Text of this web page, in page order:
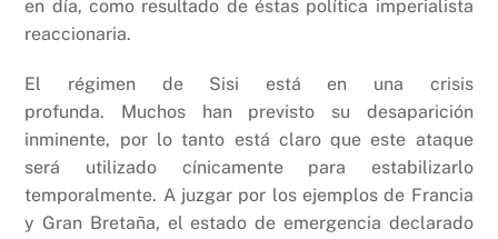
en día, como resultado de éstas política imperialista
reaccionaria.
El régimen de Sisi está en una crisis
profunda. Muchos han previsto su desaparición
inminente, por lo tanto está claro que este ataque
será utilizado cínicamente para estabilizarlo
temporalmente. A juzgar por los ejemplos de Francia
y Gran Bretaña, el estado de emergencia declarado